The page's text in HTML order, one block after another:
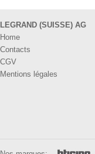
LEGRAND (SUISSE) AG
Home
Contacts
CGV
Mentions légales